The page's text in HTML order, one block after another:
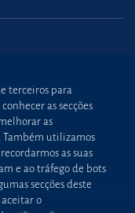
terceiros para
as secções
as
Também utilizamos
as suas
e ao tráfego de bots
secções deste
aceitar o